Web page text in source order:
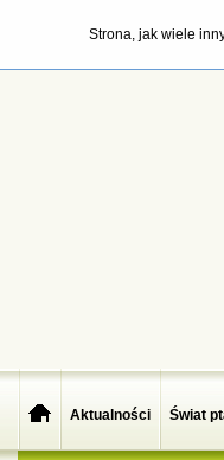
Strona, jak wiele
Aktualności Świat